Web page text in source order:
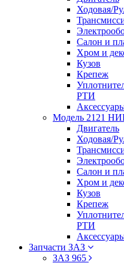
Ходовая/
Салон и
Хром и
Кузов
Крепеж
РТИ
Модель 2121
Двигатель
Ходовая/
Салон и
Хром и
Кузов
Крепеж
РТИ
Запчасти ЗАЗ
ЗАЗ 965